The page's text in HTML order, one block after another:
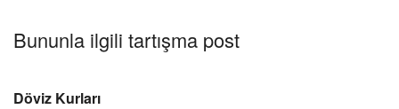
Bununla ilgili tartışma post
Döviz Kurları